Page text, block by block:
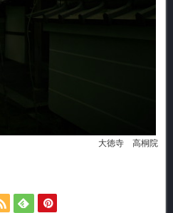
大徳寺 高桐院